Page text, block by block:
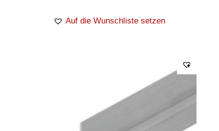
Auf die Wunschliste setzen